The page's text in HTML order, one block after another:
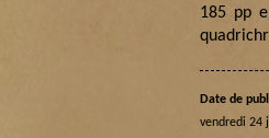
185 pp
Date de
vendredi 24